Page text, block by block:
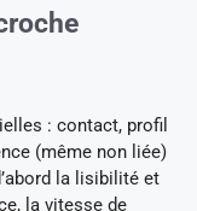
: contact, profil
(même non liée)
la lisibilité et
la vitesse de